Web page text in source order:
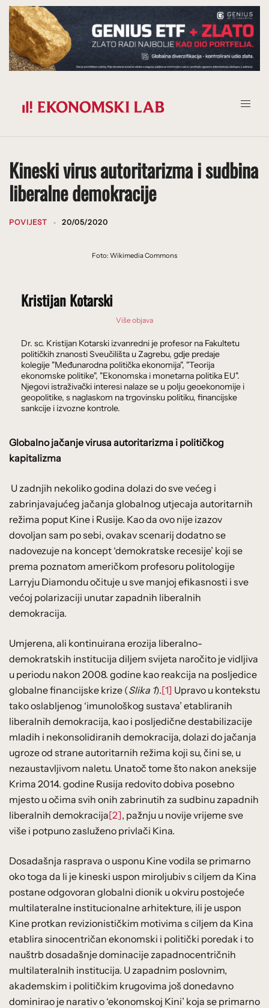
Prijeđi
na
sadržaj
Kineski virus autoritarizma i sudbina
liberalne demokracije
POVIJEST 20/05/2020
Foto: Wikimedia Commons
Kristijan Kotarski
Više objava
Dr. sc. Kristijan Kotarski izvanredni je profesor na Fakultetu
političkih znanosti Sveučilišta u Zagrebu, gdje predaje
kolegije "Međunarodna politička ekonomija", "Teorija
ekonomske politike", "Ekonomska i monetarna politika EU".
Njegovi istraživački interesi nalaze se u polju geoekonomije i
geopolitike, s naglaskom na trgovinsku politiku, financijske
sankcije i izvozne kontrole.
Globalno jačanje virusa autoritarizma i političkog
kapitalizma
U zadnjih nekoliko godina dolazi do sve većeg i
zabrinjavajućeg jačanja globalnog utjecaja autoritarnih
režima poput Kine i Rusije. Kao da ovo nije izazov
dovoljan sam po sebi, ovakav scenarij dodatno se
nadovezuje na koncept ‘demokratske recesije’ koji se
prema poznatom američkom profesoru politologije
Larryju Diamondu očituje u sve manjoj efikasnosti i sve
većoj polarizaciji unutar zapadnih liberalnih
demokracija.
Umjerena, ali kontinuirana erozija liberalno-
demokratskih institucija diljem svijeta naročito je vidljiva
u periodu nakon 2008. godine kao reakcija na posljedice
globalne financijske krize (Slika 1).[1] Upravo u kontekstu
tako oslabljenog ‘imunološkog sustava’ etabliranih
liberalnih demokracija, kao i posljedične destabilizacije
mladih i nekonsolidiranih demokracija, dolazi do jačanja
ugroze od strane autoritarnih režima koji su, čini se, u
nezaustavljivom naletu. Unatoč tome što nakon aneksije
Krima 2014. godine Rusija redovito dobiva posebno
mjesto u očima svih onih zabrinutih za sudbinu zapadnih
liberalnih demokracija[2], pažnju u novije vrijeme sve
više i potpuno zasluženo privlači Kina.
Dosadašnja rasprava o usponu Kine vodila se primarno
oko toga da li je kineski uspon miroljubiv s ciljem da Kina
postane odgovoran globalni dionik u okviru postojeće
multilateralne institucionalne arhitekture, ili je uspon
Kine protkan revizionističkim motivima s ciljem da Kina
etablira sinocentričan ekonomski i politički poredak i to
nauštrb dosadašnje dominacije zapadnocentričnih
multilateralnih institucija. U zapadnim poslovnim,
akademskim i političkim krugovima još donedavno
dominirao je narativ o ‘ekonomskoj Kini’ koja se primarno